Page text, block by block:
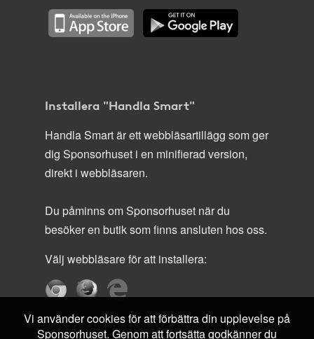
Installera "Handla Smart"
Handla Smart är ett webbläsartillägg som ger
dig Sponsorhuset i en minifierad version,
direkt i webbläsaren.
Du påminns om Sponsorhuset när du
besöker en butik som finns ansluten hos oss.
Välj webbläsare för att installera:
Vi använder cookies för att förbättra din upplevelse på
Sponsorhuset. Genom att fortsätta godkänner du